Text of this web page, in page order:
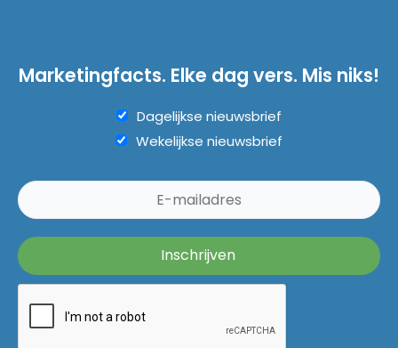
Marketingfacts. Elke dag vers. Mis niks!
Dagelijkse nieuwsbrief
Wekelijkse nieuwsbrief